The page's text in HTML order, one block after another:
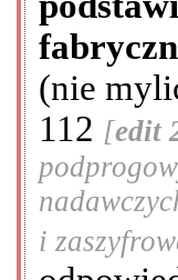
(nie
112 [edit
i